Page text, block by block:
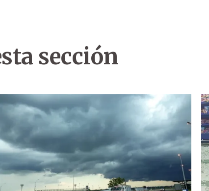
sección